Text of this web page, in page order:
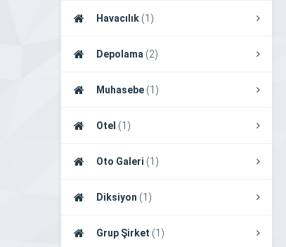
Havacılık (1)
Depolama (2)
Muhasebe (1)
Otel (1)
Oto Galeri (1)
Diksiyon (1)
Grup Şirket (1)